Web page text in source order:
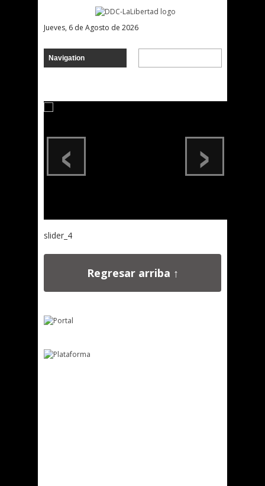
Jueves, 6 de Agosto de 2026
›
‹
slider_4
Regresar arriba ↑